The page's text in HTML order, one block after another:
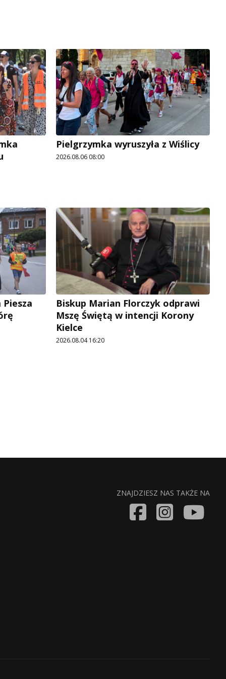
Pielgrzymka wyruszyła z Wiślicy
2026.08.06 08:00
Piesza
Biskup Marian Florczyk odprawi
Mszę Świętą w intencji Korony
Kielce
2026.08.04 16:20
ZNAJDZIESZ NAS TAKŻE NA